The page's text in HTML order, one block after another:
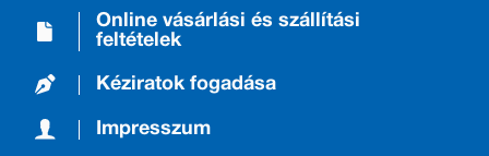
Online vásárlási és szállítási
feltételek
Kéziratok fogadása
Impresszum